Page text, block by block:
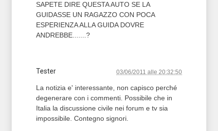
SAPETE DIRE QUESTA AUTO SE LA
GUIDASSE UN RAGAZZO CON POCA
ESPERIENZA ALLA GUIDA DOVRE
ANDREBBE.......?
Tester 03/06/2011 alle 20:32:50
La notizia e' interessante, non capisco perché
degenerare con i commenti. Possibile che in
Italia la discussione civile nei forum e tv sia
impossibile. Contegno signori.